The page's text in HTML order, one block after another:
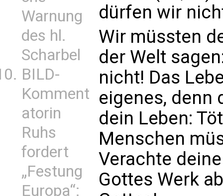
Warnung
des hl.
Scharbel
BILD-
Komment
atorin
Ruhs
fordert
„Festung
Europa“:
dürfen wir
Wir müssten
der Welt
nicht! Das
eigenes, denn
dein Leben:
Menschen
Verachte
Gottes Werk